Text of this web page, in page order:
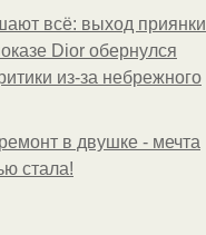
всё: выход приянки
Dior обернулся
из-за небрежного
в двушке - мечта
стала!